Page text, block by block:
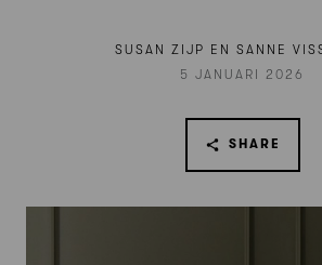
SUSAN ZIJP EN SANNE
5 JANUARI 2026
SHARE